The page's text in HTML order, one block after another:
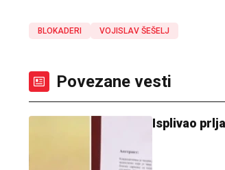
BLOKADERI VOJISLAV ŠEŠELJ
Povezane vesti
Isplivao